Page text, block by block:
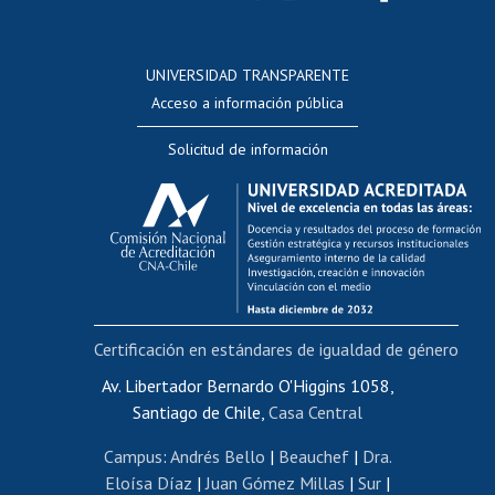
Evaluación docente
Calificación académica
Postulación al AUCAI
Funcionarias/os
Cursos internos de capacitación
Bienestar del personal
Portal de movilidad interna
Certificado de renta
Certificado de renta honorarios
Editar páginas blancas
UNIVERSIDAD TRANSPARENTE
Acceso a información pública
Solicitud de información
Av. Libertador Bernardo O'Higgins 1058,
Santiago de Chile, Casa Central
Campus: Andrés Bello | Beauchef| Dra.
Eloísa Díaz |Juan Gómez Millas | Sur |
Certificación en estándares de igualdad de género